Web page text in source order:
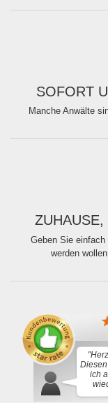
SOFORT
Manche Anwälte
Geben Sie
werden
ich